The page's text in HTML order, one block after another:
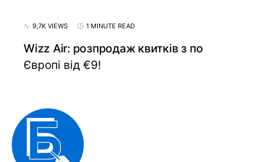
9,7K VIEWS 1 MINUTE READ
Wizz Air: розпродаж квитків з по
Європі від €9!